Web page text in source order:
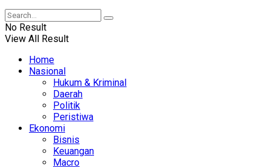
No Result
View All Result
Home
Nasional
Hukum & Kriminal
Daerah
Politik
Peristiwa
Ekonomi
Bisnis
Keuangan
Macro